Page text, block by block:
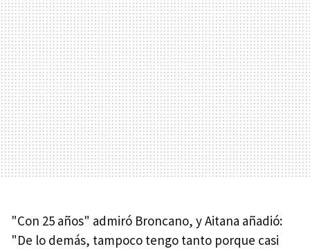
"Con 25 años" admiró Broncano, y Aitana añadió:
"De lo demás, tampoco tengo tanto porque casi